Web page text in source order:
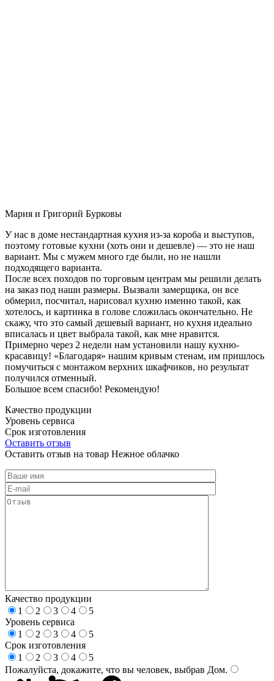
Мария и Григорий Бурковы
У нас в доме нестандартная кухня из-за короба и выступов,
поэтому готовые кухни (хоть они и дешевле) — это не наш
вариант. Мы с мужем много где были, но не нашли
подходящего варианта.
После всех походов по торговым центрам мы решили делать
на заказ под наши размеры. Вызвали замерщика, он все
обмерил, посчитал, нарисовал кухню именно такой, как
хотелось, и картинка в голове сложилась окончательно. Не
скажу, что это самый дешевый вариант, но кухня идеально
вписалась и цвет выбрала такой, как мне нравится.
Примерно через 2 недели нам установили нашу кухню-
красавицу! «Благодаря» нашим кривым стенам, им пришлось
помучиться с монтажом верхних шкафчиков, но результат
получился отменный.
Большое всем спасибо! Рекомендую!
Качество продукции
Уровень сервиса
Срок изготовления
Оставить отзыв
Оставить отзыв на товар Нежное облачко
Качество продукции
1
2 3 4
5
Уровень сервиса
1
2 3 4
5
Срок изготовления
1
2 3 4
5
Пожалуйста, докажите, что вы человек, выбрав Дом.